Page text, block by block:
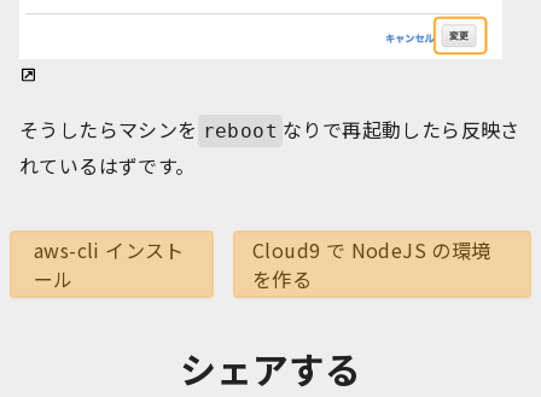
そうしたらマシンを reboot なりで再起動したら反映さ
れているはずです。
aws-cli インスト
ール
Cloud9 で NodeJS の環境
を作る
シェアする